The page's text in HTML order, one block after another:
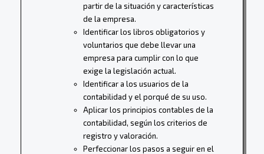
partir de la situación y características
de la empresa.
Identificar los libros obligatorios y
voluntarios que debe llevar una
empresa para cumplir con lo que
exige la legislación actual.
Identificar a los usuarios de la
contabilidad y el porqué de su uso.
Aplicar los principios contables de la
contabilidad, según los criterios de
registro y valoración.
Perfeccionar los pasos a seguir en el